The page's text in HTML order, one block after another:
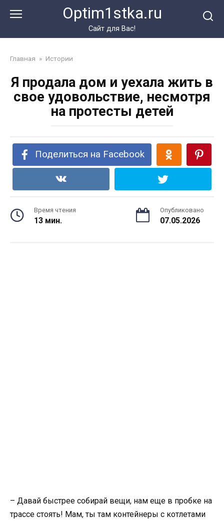
Optim1stka.ru
Сайт для Вас!
Главная » Истории
Я продала дом и уехала жить в
свое удовольствие, несмотря
на протесты детей
Поделиться на Facebook
Время чтения
13 мин.
Опубликовано
07.05.2026
– Давай быстрее собирай вещи, нам еще в пробке на
трассе стоять! Мам, ты там контейнеры с котлетами